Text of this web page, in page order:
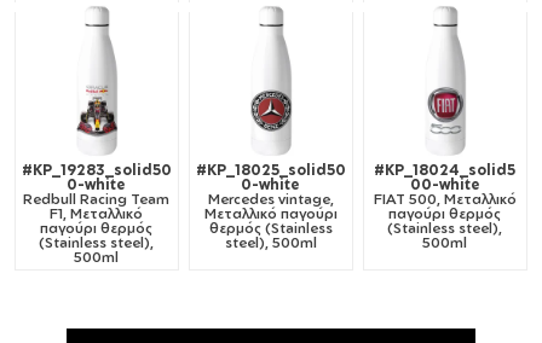
#KP_19283_solid50
0-white
Redbull Racing Team
F1, Μεταλλικό
παγούρι θερμός
(Stainless steel),
500ml
#KP_18025_solid50
0-white
Mercedes vintage,
Μεταλλικό παγούρι
θερμός (Stainless
steel), 500ml
#KP_18024_solid5
00-white
FIAT 500, Μεταλλικό
παγούρι θερμός
(Stainless steel),
500ml